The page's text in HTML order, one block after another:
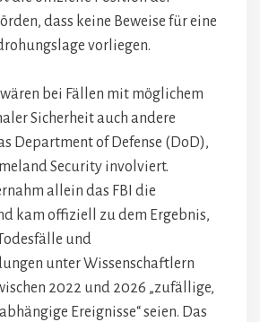
dass keine Beweise für eine
vorliegen.
bei Fällen mit möglichem
Sicherheit auch andere
Department of Defense (DoD),
Security involviert.
allein das FBI die
kam offiziell zu dem Ergebnis,
und
unter Wissenschaftlern
2022 und 2026 „zufällige,
Ereignisse“ seien. Das